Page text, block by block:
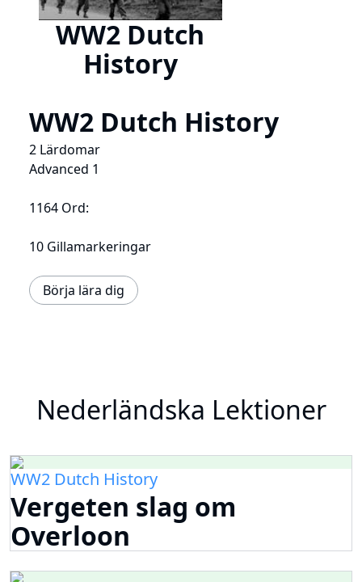
WW2 Dutch
History
WW2 Dutch History
2 Lärdomar
Advanced 1
1164 Ord:
10 Gillamarkeringar
Börja lära dig
Nederländska Lektioner
WW2 Dutch History
Vergeten slag om
Overloon